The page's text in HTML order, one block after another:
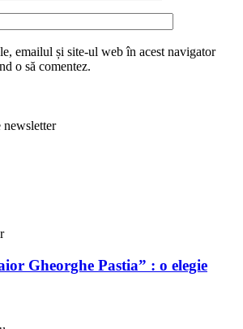
emailul și site-ul web în acest navigator
o să comentez.
newsletter
Gheorghe Pastia” : o elegie